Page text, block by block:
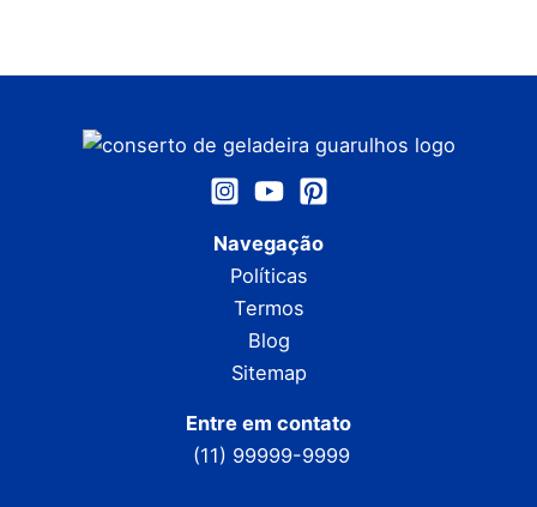
Navegação
Políticas
Termos
Blog
Sitemap
Entre em contato
(11) 99999-9999